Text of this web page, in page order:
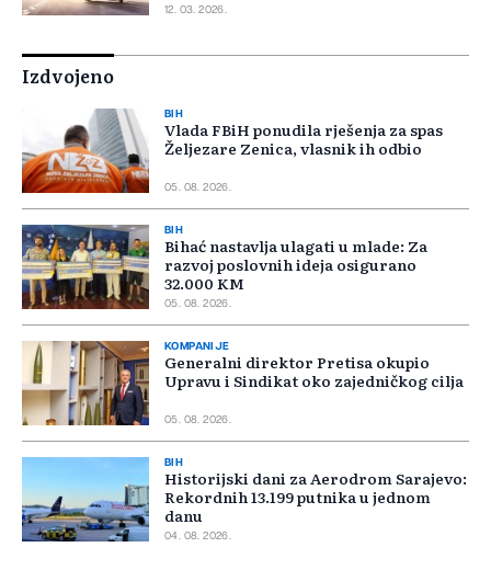
12. 03. 2026.
Izdvojeno
BIH
Vlada FBiH ponudila rješenja za spas
Željezare Zenica, vlasnik ih odbio
05. 08. 2026.
BIH
Bihać nastavlja ulagati u mlade: Za
razvoj poslovnih ideja osigurano
32.000 KM
05. 08. 2026.
KOMPANIJE
Generalni direktor Pretisa okupio
Upravu i Sindikat oko zajedničkog cilja
05. 08. 2026.
BIH
Historijski dani za Aerodrom Sarajevo:
Rekordnih 13.199 putnika u jednom
danu
04. 08. 2026.